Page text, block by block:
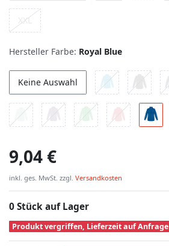
XXL
Hersteller Farbe: Royal Blue
Keine Auswahl
9,04 €
inkl. ges. MwSt. zzgl. Versandkosten
0 Stück auf Lager
Produkt vergriffen, Lieferzeit auf Anfrage